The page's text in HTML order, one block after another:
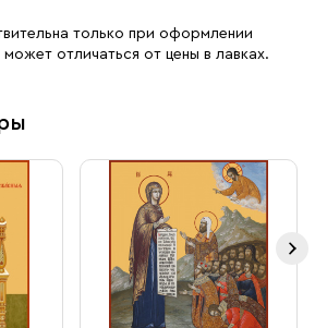
только при оформлении
отличаться от цены в лавках.